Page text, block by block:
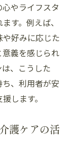
介護の重要
具体事例
ソナルケア
問介護の提
タイル
やライフスタ
す。例えば、
好みに応じた
義を感じられ
、こうした
、利用者が安
します。
護ケアの活